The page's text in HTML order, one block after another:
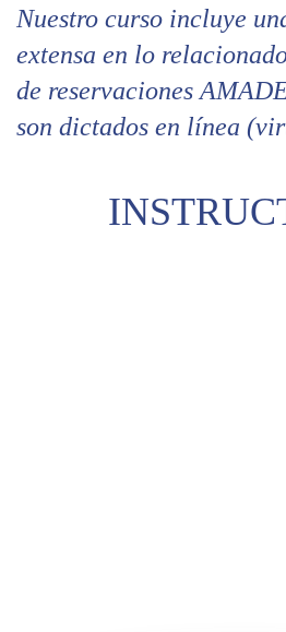
Nuestro curso incluye
extensa en lo
de reservaciones
son dictados en línea